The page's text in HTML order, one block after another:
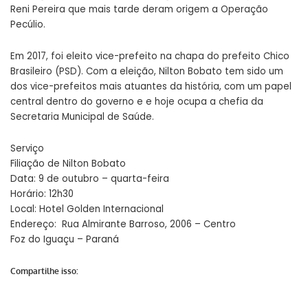
Reni Pereira que mais tarde deram origem a Operação
Pecúlio.
Em 2017, foi eleito vice-prefeito na chapa do prefeito Chico
Brasileiro (PSD). Com a eleição, Nilton Bobato tem sido um
dos vice-prefeitos mais atuantes da história, com um papel
central dentro do governo e e hoje ocupa a chefia da
Secretaria Municipal de Saúde.
Serviço
Filiação de Nilton Bobato
Data: 9 de outubro – quarta-feira
Horário: 12h30
Local: Hotel Golden Internacional
Endereço: Rua Almirante Barroso, 2006 – Centro
Foz do Iguaçu – Paraná
Compartilhe isso: